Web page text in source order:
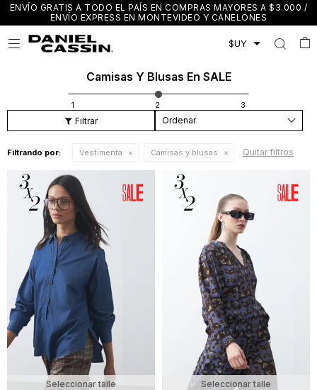
ENVÍO GRATIS A TODO EL PAÍS EN COMPRAS MAYORES A $3.000 /
ENVÍO EXPRESS EN MONTEVIDEO Y CANELONES

Camisas Y Blusas En SALE
Recomendados
Filtrando por: Vestimenta Camisas y blusas Quitar filtros
Seleccionar talle Seleccionar talle